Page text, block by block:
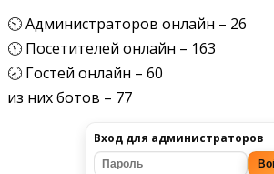
🕥 Администраторов онлайн – 26
🕦 Посетителей онлайн – 163
🕣 Гостей онлайн – 60
из них ботов – 77
Вход для администраторов